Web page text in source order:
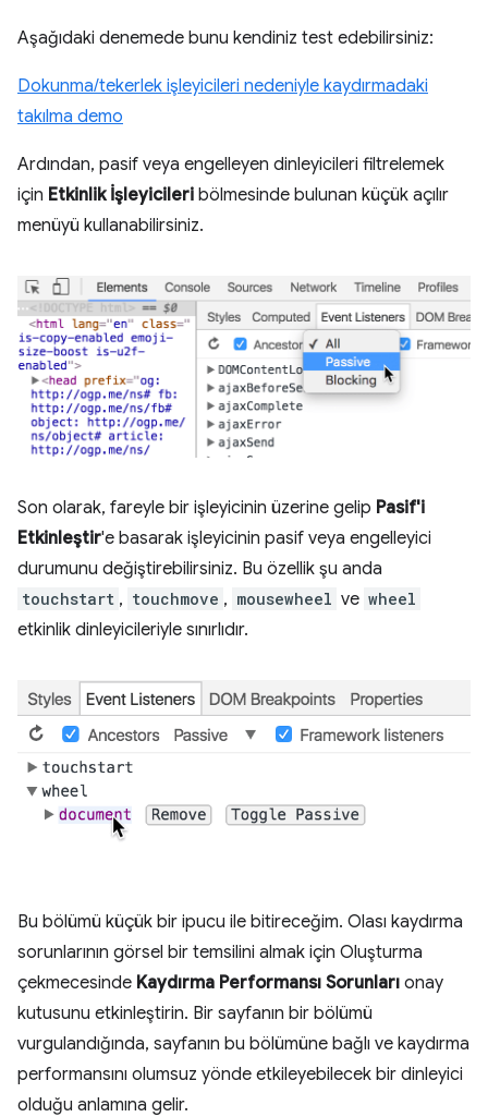
Aşağıdaki denemede bunu kendiniz test edebilirsiniz:
Dokunma/tekerlek işleyicileri nedeniyle kaydırmadaki
takılma demo
Ardından, pasif veya engelleyen dinleyicileri filtrelemek
için Etkinlik İşleyicileri bölmesinde bulunan küçük açılır
menüyü kullanabilirsiniz.
Son olarak, fareyle bir işleyicinin üzerine gelip Pasif'i
Etkinleştir'e basarak işleyicinin pasif veya engelleyici
durumunu değiştirebilirsiniz. Bu özellik şu anda
touchstart , touchmove , mousewheel ve wheel
etkinlik dinleyicileriyle sınırlıdır.
Bu bölümü küçük bir ipucu ile bitireceğim. Olası kaydırma
sorunlarının görsel bir temsilini almak için Oluşturma
çekmecesinde Kaydırma Performansı Sorunları onay
kutusunu etkinleştirin. Bir sayfanın bir bölümü
vurgulandığında, sayfanın bu bölümüne bağlı ve kaydırma
performansını olumsuz yönde etkileyebilecek bir dinleyici
olduğu anlamına gelir.